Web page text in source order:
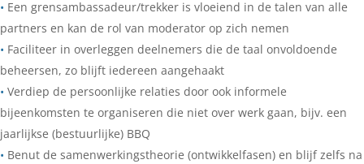
• Een grensambassadeur/trekker is vloeiend in de talen van alle
partners en kan de rol van moderator op zich nemen
• Faciliteer in overleggen deelnemers die de taal onvoldoende
beheersen, zo blijft iedereen aangehaakt
• Verdiep de persoonlijke relaties door ook informele
bijeenkomsten te organiseren die niet over werk gaan, bijv. een
jaarlijkse (bestuurlijke) BBQ
• Benut de samenwerkingstheorie (ontwikkelfasen) en blijf zelfs na